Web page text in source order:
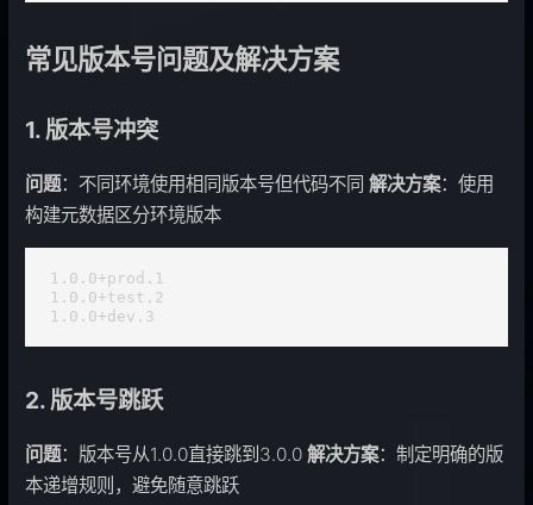
常见版本号问题及解决方案
1. 版本号冲突
问题：不同环境使用相同版本号但代码不同 解决方案：使用
构建元数据区分环境版本
1.0.0+prod.1
1.0.0+test.2
1.0.0+dev.3
2. 版本号跳跃
问题：版本号从1.0.0直接跳到3.0.0 解决方案：制定明确的版
本递增规则，避免随意跳跃